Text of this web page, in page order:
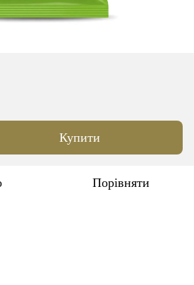
Купити
Порівняти